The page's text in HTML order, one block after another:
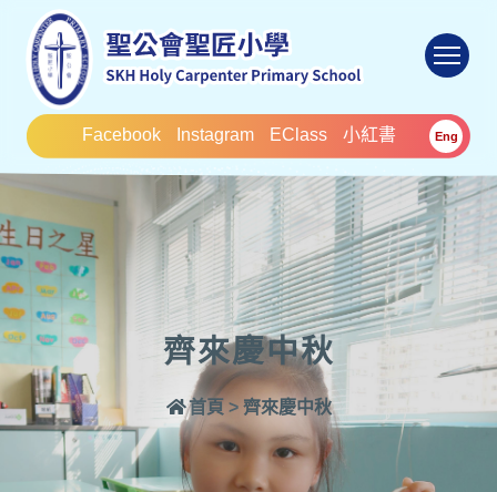
Facebook Instagram EClass 小紅書 Eng
齊來慶中秋
首頁 > 齊來慶中秋